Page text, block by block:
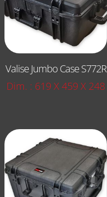
Valise Jumbo Case S772R
Dim. : 619 X 459 X 248